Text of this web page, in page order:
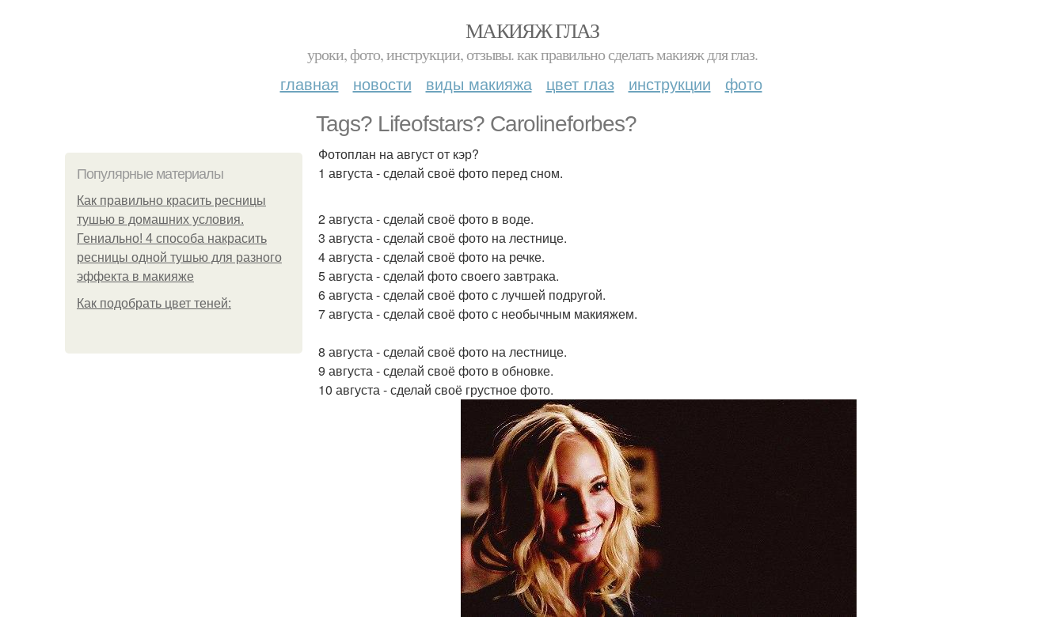
МАКИЯЖ ГЛАЗ
уроки, фото, инструкции, отзывы. как правильно сделать макияж для глаз.
главная новости виды макияжа цвет глаз инструкции фото
Tags? Lifeofstars? Carolineforbes?
Популярные материалы
Как правильно красить ресницы
тушью в домашних условия.
Гениально! 4 способа накрасить
ресницы одной тушью для разного
эффекта в макияже
Как подобрать цвет теней:
Фотоплан на август от кэр?
1 августа - сделай своё фото перед сном.
2 августа - сделай своё фото в воде.
3 августа - сделай своё фото на лестнице.
4 августа - сделай своё фото на речке.
5 августа - сделай фото своего завтрака.
6 августа - сделай своё фото с лучшей подругой.
7 августа - сделай своё фото с необычным макияжем.
8 августа - сделай своё фото на лестнице.
9 августа - сделай своё фото в обновке.
10 августа - сделай своё грустное фото.